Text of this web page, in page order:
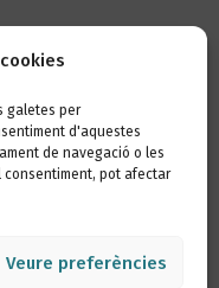
galetes per
d'aquestes
de navegació o les
pot afectar
Veure preferències